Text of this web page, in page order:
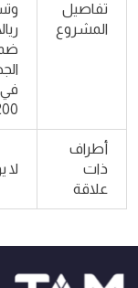
تفاصيل
المشروع
200 مليون
أطراف
ذات
علاقة
لا